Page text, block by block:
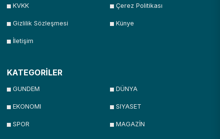
KVKK Çerez Politikası
Gizlilik Sözleşmesi Künye
İletişim
KATEGORİLER
GUNDEM DÜNYA
EKONOMI SIYASET
SPOR MAGAZİN